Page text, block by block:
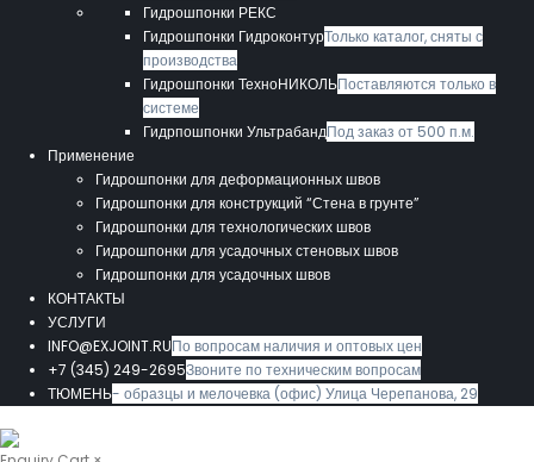
Гидрошпонки РЕКС
Гидрошпонки ГидроконтурТолько каталог, сняты с
производства
Гидрошпонки ТехноНИКОЛЬПоставляются только в
системе
Гидрпошпонки УльтрабандПод заказ от 500 п.м.
Применение
Гидрошпонки для деформационных швов
Гидрошпонки для конструкций “Стена в грунте”
Гидрошпонки для технологических швов
Гидрошпонки для усадочных стеновых швов
Гидрошпонки для усадочных швов
КОНТАКТЫ
УСЛУГИ
INFO@EXJOINT.RUПо вопросам наличия и оптовых цен
+7 (345) 249-2695Звоните по техническим вопросам
ТЮМЕНЬ- образцы и мелочевка (офис) Улица Черепанова, 29